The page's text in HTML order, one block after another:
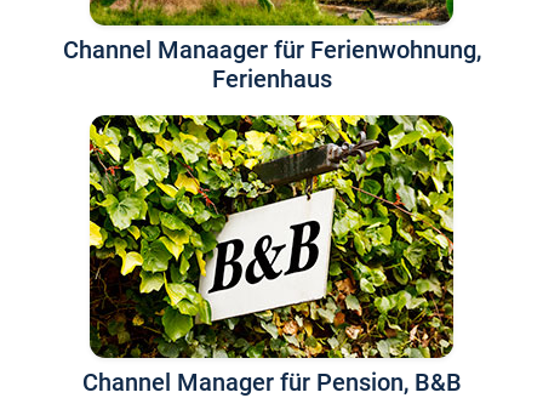
Channel Manaager für Ferienwohnung,
Ferienhaus
Channel Manager für Pension, B&B